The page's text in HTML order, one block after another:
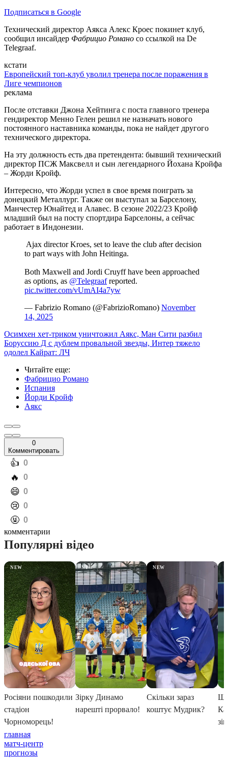
Подписаться в Google
Технический директор Аякса Алекс Кроес покинет клуб,
сообщил инсайдер Фабрицио Романо со ссылкой на De
Telegraaf.
кстати
Европейский топ-клуб уволил тренера после поражения в
Лиге чемпионов
реклама
После отставки Джона Хейтинга с поста главного тренера
гендиректор Менно Гелен решил не назначать нового
постоянного наставника команды, пока не найдет другого
технического директора.
На эту должность есть два претендента: бывший технический
директор ПСЖ Максвелл и сын легендарного Йохана Кройфа
– Жорди Кройф.
Интересно, что Жорди успел в свое время поиграть за
донецкий Металлург. Также он выступал за Барселону,
Манчестер Юнайтед и Алавес. В сезоне 2022/23 Кройф
младший был на посту спортдира Барселоны, а сейчас
работает в Индонезии.
️ Ajax director Kroes, set to leave the club after decision
to part ways with John Heitinga.
Both Maxwell and Jordi Cruyff have been approached
as options, as @Telegraafreported.
pic.twitter.com/vUmAI4a7yw
— Fabrizio Romano (@FabrizioRomano) November
14, 2025
Осимхен хет-триком уничтожил Аякс, Ман Сити разбил
Боруссию Д с дублем провальной звезды, Интер тяжело
одолел Кайрат: ЛЧ
Читайте еще:
Фабрицио Романо
Испания
Йорди Кройф
Аякс
0
Комментировать
️👍 0
️🔥 0
️😄 0
️😢 0
️🤬 0
комментарии
главная
матч-центр
прогнозы